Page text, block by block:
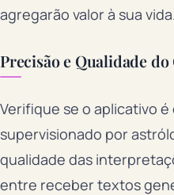
agregarão valor à sua vida.
Precisão e Qualidade
Verifique se o aplicativo
supervisionado por
qualidade das
entre receber textos